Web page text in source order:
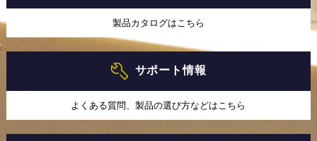
製品カタログはこちら
サポート情報
よくある質問、製品の選び方などはこちら